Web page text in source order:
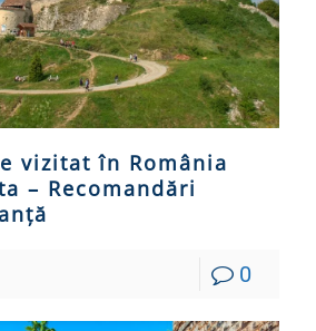
vizitat în România
– Recomandări
0